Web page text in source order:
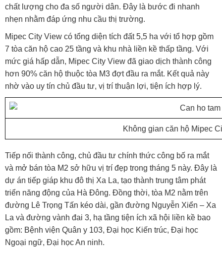
chất lượng cho đa số người dân. Đây là bước đi nhanh
nhẹn nhằm đáp ứng nhu cầu thị trường.
Mipec City View có tổng diện tích đất 5,5 ha với tổ hợp gồm
7 tòa căn hộ cao 25 tầng và khu nhà liền kề thấp tầng. Với
mức giá hấp dẫn, Mipec City View đã giao dịch thành công
hơn 90% căn hộ thuộc tòa M3 đợt đầu ra mắt. Kết quả này
nhờ vào uy tín chủ đầu tư, vị trí thuận lợi, tiện ích hợp lý.
Không gian căn hộ Mipec
Tiếp nối thành công, chủ đầu tư chính thức công bố ra mắt
và mở bán tòa M2 sở hữu vị trí đẹp trong tháng 5 này. Đây là
dự án tiếp giáp khu đô thị Xa La, tạo thành trung tâm phát
triển năng động của Hà Đông. Đồng thời, tòa M2 nằm trên
đường Lê Trọng Tấn kéo dài, gần đường Nguyễn Xiển – Xa
La và đường vành đai 3, hạ tầng tiện ích xã hội liền kề bao
gồm: Bệnh viện Quân y 103, Đại học Kiến trúc, Đại học
Ngoại ngữ, Đại học An ninh.